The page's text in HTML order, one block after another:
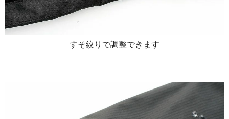
すそ絞りで調整できます